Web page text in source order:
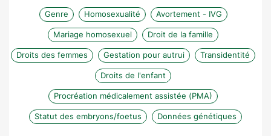
Genre Homosexualité Avortement - IVG
Mariage homosexuel Droit de la famille
Droits des femmes Gestation pour autrui Transidentité
Droits de l'enfant
Procréation médicalement assistée (PMA)
Statut des embryons/foetus Données génétiques